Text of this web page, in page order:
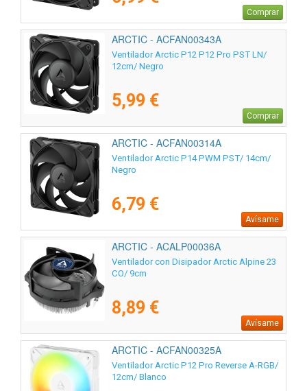
Comprar
ARCTIC - ACFAN00343A
Ventilador Arctic P12 P12 Pro PST LN/
12cm/ Negro
5,99 €
Comprar
ARCTIC - ACFAN00314A
Ventilador Arctic P14 PWM PST/ 14cm/
Negro
6,79 €
Avísame
ARCTIC - ACALP00036A
Ventilador con Disipador Arctic Alpine 23
CO/ 9cm
8,89 €
Avísame
ARCTIC - ACFAN00325A
Ventilador Arctic P12 Pro Reverse A-RGB/
12cm/ Blanco